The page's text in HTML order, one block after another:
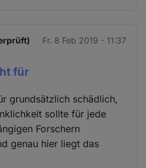
Fr. 8 Feb 2019 - 11:37
für
grundsätzlich schädlich,
sollte für jede
Forschern
genau hier liegt das